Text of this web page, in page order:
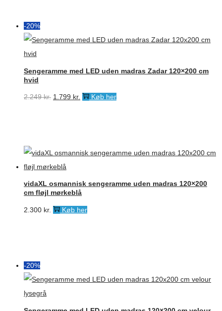
-20%
Sengeramme med LED uden madras Zadar 120×200 cm
hvid
2.249kr. Den
2.249 kr..
1.799 kr. Den
1.799 kr..
Køb her
vidaXL osmannisk sengeramme uden madras 120×200
cm fløjl mørkeblå
2.300 kr. Køb her
-20%